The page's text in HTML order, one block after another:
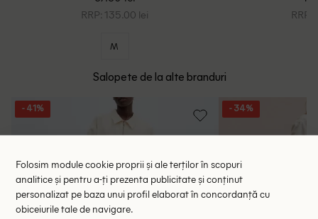
RRP: 135.00 lei
M
RRP:
Salopete de la alte branduri
- 41% - 34%
Folosim module cookie proprii și ale terților în scopuri
analitice și pentru a-ți prezenta publicitate și conținut
personalizat pe baza unui profil elaborat în concordanță cu
obiceiurile tale de navigare.